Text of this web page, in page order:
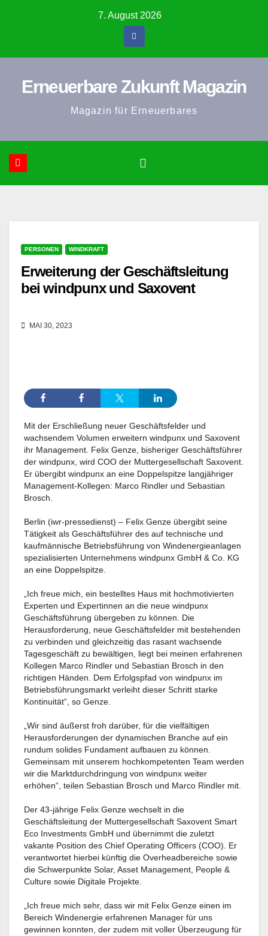
7. August 2026
Erneuerbare Zukunft Magazin
Magazin für Erneuerbares
PERSONEN WINDKRAFT
Erweiterung der Geschäftsleitung
bei windpunx und Saxovent
MAI 30, 2023
Mit der Erschließung neuer Geschäftsfelder und
wachsendem Volumen erweitern windpunx und Saxovent
ihr Management. Felix Genze, bisheriger Geschäftsführer
der windpunx, wird COO der Muttergesellschaft Saxovent.
Er übergibt windpunx an eine Doppelspitze langjähriger
Management-Kollegen: Marco Rindler und Sebastian
Brosch.
Berlin (iwr-pressedienst) – Felix Genze übergibt seine
Tätigkeit als Geschäftsführer des auf technische und
kaufmännische Betriebsführung von Windenergieanlagen
spezialisierten Unternehmens windpunx GmbH & Co. KG
an eine Doppelspitze.
„Ich freue mich, ein bestelltes Haus mit hochmotivierten
Experten und Expertinnen an die neue windpunx
Geschäftsführung übergeben zu können. Die
Herausforderung, neue Geschäftsfelder mit bestehenden
zu verbinden und gleichzeitig das rasant wachsende
Tagesgeschäft zu bewältigen, liegt bei meinen erfahrenen
Kollegen Marco Rindler und Sebastian Brosch in den
richtigen Händen. Dem Erfolgspfad von windpunx im
Betriebsführungsmarkt verleiht dieser Schritt starke
Kontinuität“, so Genze.
„Wir sind äußerst froh darüber, für die vielfältigen
Herausforderungen der dynamischen Branche auf ein
rundum solides Fundament aufbauen zu können.
Gemeinsam mit unserem hochkompetenten Team werden
wir die Marktdurchdringung von windpunx weiter
erhöhen“, teilen Sebastian Brosch und Marco Rindler mit.
Der 43-jährige Felix Genze wechselt in die
Geschäftsleitung der Muttergesellschaft Saxovent Smart
Eco Investments GmbH und übernimmt die zuletzt
vakante Position des Chief Operating Officers (COO). Er
verantwortet hierbei künftig die Overheadbereiche sowie
die Schwerpunkte Solar, Asset Management, People &
Culture sowie Digitale Projekte.
„Ich freue mich sehr, dass wir mit Felix Genze einen im
Bereich Windenergie erfahrenen Manager für uns
gewinnen konnten, der zudem mit voller Überzeugung für